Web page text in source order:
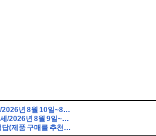
페니 쏜튼/주간 별자리 운세/2026년 8월 10일~8월 16일/쌍둥이·게·사자·처녀자리
리즈 시몬스/주간 별자리 운세/2026년 8월 9일~8월 15일/천칭·전갈·사수·염소자리
케이뱅크 AI 퀴즈 8월 9일 정답(제품 구매를 추천하는 대신, 제품의 단점까지 솔직하게 리뷰하여 과소비를 경계하는 인플루언서 유형은?)